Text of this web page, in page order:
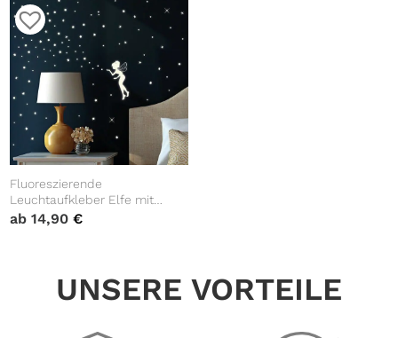
Fluoreszierende
Leuchtaufkleber Elfe mit
Sternen und Punkten,
ab14,90€
UNSERE VORTEILE